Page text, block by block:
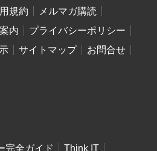
規約
メルマガ購読
内
プライバシーポリシー
サイトマップ
お問合せ
完全ガイド
Think IT